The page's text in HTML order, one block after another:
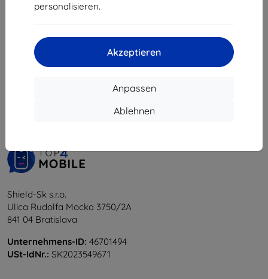
personalisieren.
Akzeptieren
Anpassen
Ablehnen
vom ganzen5.
Shield-Sk s.r.o.
Ulica Rudolfa Mocka 3750/2A
841 04 Bratislava
Unternehmens-ID: 46701494
USt-IdNr.: SK2023549671